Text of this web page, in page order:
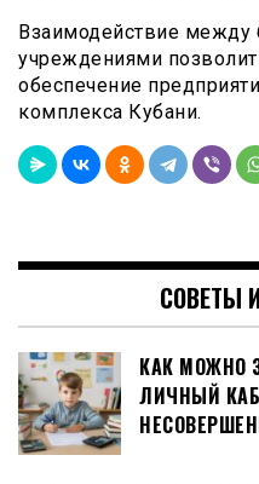
Взаимодействие
учреждениями
обеспечение
комплекса Кубани.
СОВЕТЫ
КАК МОЖНО
ЛИЧНЫЙ